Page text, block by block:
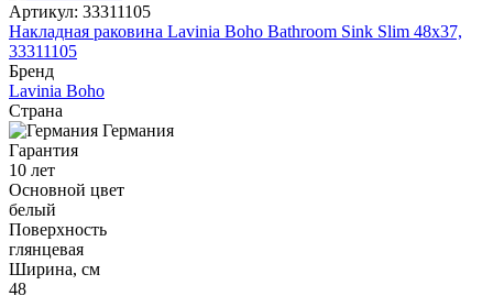
Артикул: 33311105
Накладная раковина Lavinia Boho Bathroom Sink Slim 48x37,
33311105
Бренд
Lavinia Boho
Страна
Германия
Гарантия
10 лет
Основной цвет
белый
Поверхность
глянцевая
Ширина, см
48